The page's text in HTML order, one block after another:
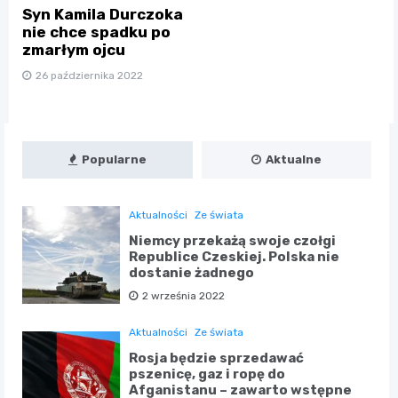
Syn Kamila Durczoka
nie chce spadku po
zmarłym ojcu
26 października 2022
Popularne Aktualne
Aktualności Ze świata
Niemcy przekażą swoje czołgi
Republice Czeskiej. Polska nie
dostanie żadnego
2 września 2022
Aktualności Ze świata
Rosja będzie sprzedawać
pszenicę, gaz i ropę do
Afganistanu – zawarto wstępne